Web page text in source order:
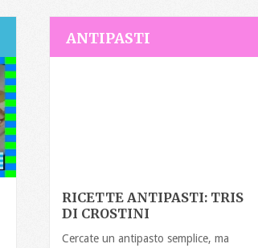
ANTIPASTI
RICETTE ANTIPASTI: TRIS
DI CROSTINI
Cercate un antipasto semplice, ma